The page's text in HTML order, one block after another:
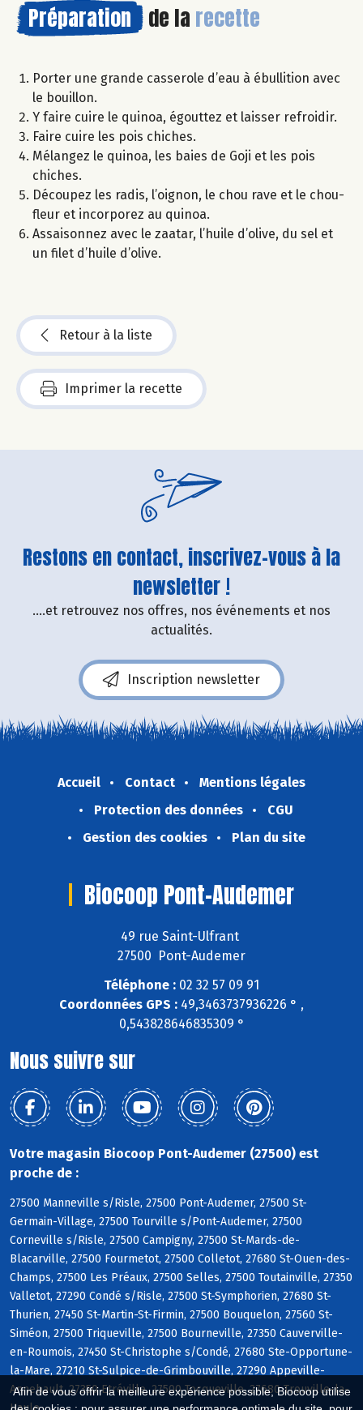
Afin de vous offrir la meilleure expérience possible, Biocoop utilise
Préparation de la recette
Porter une grande casserole d’eau à ébullition avec
le bouillon.
Y faire cuire le quinoa, égouttez et laisser refroidir.
Faire cuire les pois chiches.
Mélangez le quinoa, les baies de Goji et les pois
chiches.
Découpez les radis, l’oignon, le chou rave et le chou-
fleur et incorporez au quinoa.
Assaisonnez avec le zaatar, l’huile d’olive, du sel et
un filet d’huile d’olive.
Retour à la liste
Imprimer la recette
Restons en contact, inscrivez-vous à la
newsletter !
....et retrouvez nos offres, nos événements et nos
actualités.
Inscription newsletter
Accueil Contact
Mentions légales
Protection des données
CGU
Gestion des cookies
Plan du site
Biocoop Pont-Audemer
49 rue Saint-Ulfrant
27500 Pont-Audemer
Téléphone : 02 32 57 09 91
Coordonnées GPS : 49,3463737936226 ° ,
0,543828646835309 °
Nous suivre sur
Votre magasin Biocoop Pont-Audemer (27500) est
proche de :
27500 Manneville s/Risle, 27500 Pont-Audemer, 27500 St-
Germain-Village, 27500 Tourville s/Pont-Audemer, 27500
Corneville s/Risle, 27500 Campigny, 27500 St-Mards-de-
Blacarville, 27500 Fourmetot, 27500 Colletot, 27680 St-Ouen-des-
Champs, 27500 Les Préaux, 27500 Selles, 27500 Toutainville, 27350
Valletot, 27290 Condé s/Risle, 27500 St-Symphorien, 27680 St-
Thurien, 27450 St-Martin-St-Firmin, 27500 Bouquelon, 27560 St-
Siméon, 27500 Triqueville, 27500 Bourneville, 27350 Cauverville-
en-Roumois, 27450 St-Christophe s/Condé, 27680 Ste-Opportune-
la-Mare, 27210 St-Sulpice-de-Grimbouville, 27290 Appeville-
Annebault, 27350 Etréville, 27500 Tocqueville, 27680 Trouville-la-